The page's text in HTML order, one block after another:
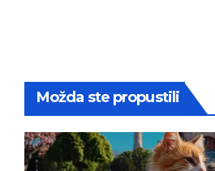
Možda ste propustili